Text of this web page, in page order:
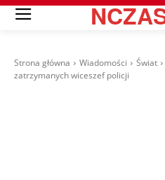
Strona główna Wiadomości Świat
zatrzymanych wiceszef policji